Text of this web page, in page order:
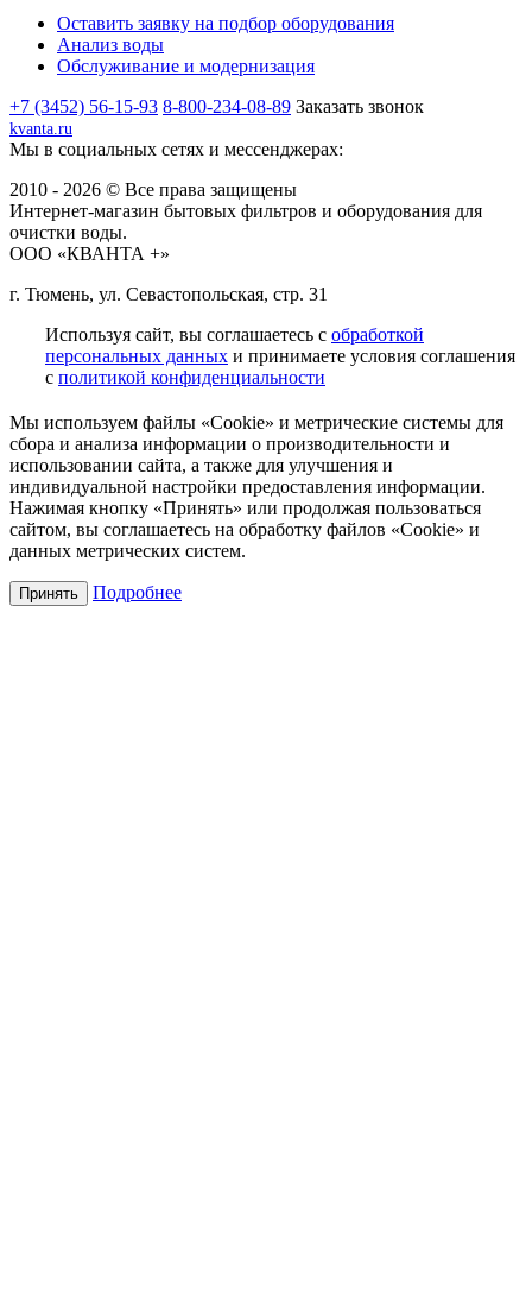
Оставить заявку на подбор оборудования
Анализ воды
Обслуживание и модернизация
+7 (3452) 56-15-93 8-800-234-08-89 Заказать звонок
kvanta.ru
Мы в социальных сетях и мессенджерах:
2010 - 2026 © Все права защищены
Интернет-магазин бытовых фильтров и оборудования для
очистки воды.
ООО «КВАНТА +»
г. Тюмень, ул. Севастопольская, стр. 31
Используя сайт, вы соглашаетесь с обработкой
персональных данных и принимаете условия соглашения
с политикой конфиденциальности
Мы используем файлы «Cookie» и метрические системы для
сбора и анализа информации о производительности и
использовании сайта, а также для улучшения и
индивидуальной настройки предоставления информации.
Нажимая кнопку «Принять» или продолжая пользоваться
сайтом, вы соглашаетесь на обработку файлов «Cookie» и
данных метрических систем.
Принять Подробнее